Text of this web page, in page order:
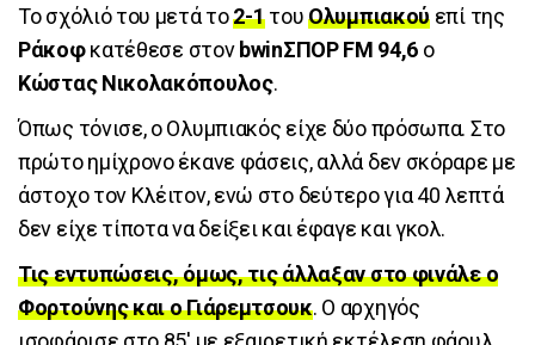
Το σχόλιό του μετά το2-1τουΟλυμπιακού επί της
Ράκοφκατέθεσε στον bwinΣΠΟΡ FM 94,6 ο
Κώστας Νικολακόπουλος.
Όπως τόνισε, ο Ολυμπιακός είχε δύο πρόσωπα. Στο
πρώτο ημίχρονο έκανε φάσεις, αλλά δεν σκόραρε με
άστοχο τον Κλέιτον, ενώ στο δεύτερο για 40 λεπτά
δεν είχε τίποτα να δείξει και έφαγε και γκολ.
Τις εντυπώσεις, όμως, τις άλλαξαν στο φινάλε ο
Φορτούνης και ο Γιάρεμτσουκ. Ο αρχηγός